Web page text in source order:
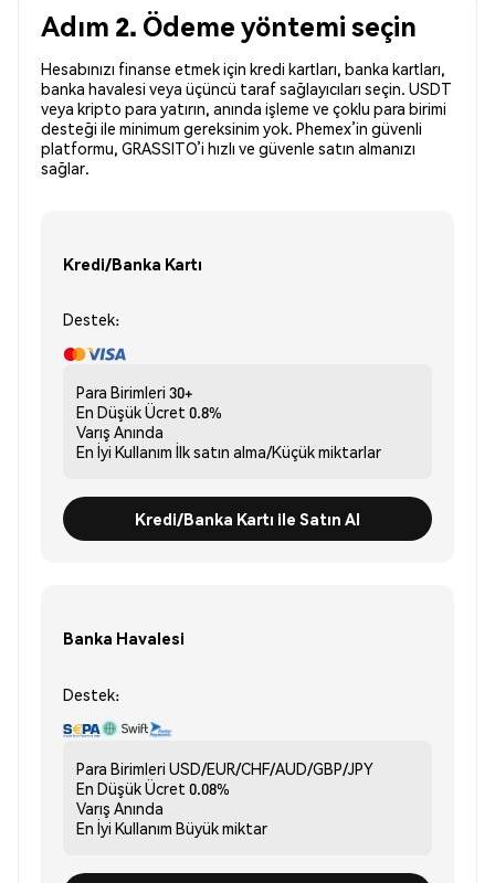
Adım 2. Ödeme yöntemi seçin
Hesabınızı finanse etmek için kredi kartları, banka kartları,
banka havalesi veya üçüncü taraf sağlayıcıları seçin. USDT
veya kripto para yatırın, anında işleme ve çoklu para birimi
desteği ile minimum gereksinim yok. Phemex’in güvenli
platformu, GRASSITO’i hızlı ve güvenle satın almanızı
sağlar.
Kredi/Banka Kartı
Destek:
Para Birimleri 30+
En Düşük Ücret 0.8%
Varış Anında
En İyi Kullanım İlk satın alma/Küçük miktarlar
Kredi/Banka Kartı ile Satın Al
Banka Havalesi
Destek:
Para Birimleri USD/EUR/CHF/AUD/GBP/JPY
En Düşük Ücret 0.08%
Varış Anında
En İyi Kullanım Büyük miktar